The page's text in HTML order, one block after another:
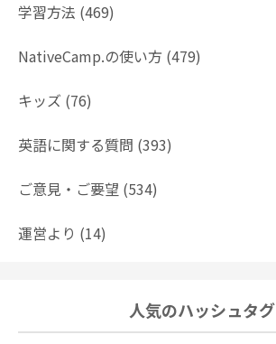
学習方法 (469)
NativeCamp.の使い方 (479)
キッズ (76)
英語に関する質問 (393)
ご意見・ご要望 (534)
運営より (14)
人気のハッシュタグ